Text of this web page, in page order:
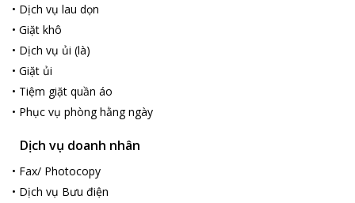
• Dịch vụ lau dọn
• Giặt khô
• Dịch vụ ủi (là)
• Giặt ủi
• Tiệm giặt quần áo
• Phục vụ phòng hằng ngày
Dịch vụ doanh nhân
• Fax/ Photocopy
• Dịch vụ Bưu điện